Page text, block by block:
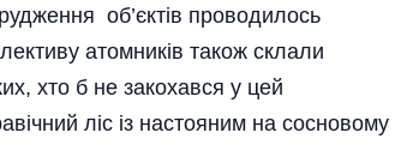
об’єктів проводилось
атомників також склали
хто б не закохався у цей
ліс із настояним на сосновому